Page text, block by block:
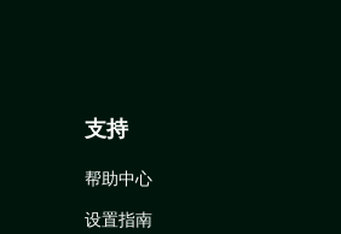
支持
帮助中心
设置指南